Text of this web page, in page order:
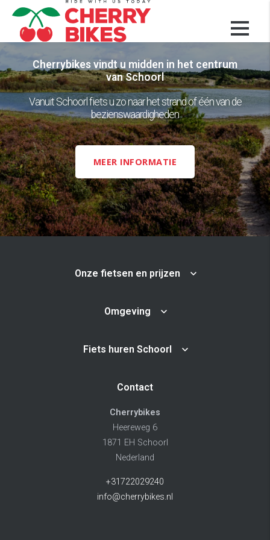
Cherrybikes vindt u midden in het centrum
van Schoorl
Vanuit Schoorl fiets u zo naar het strand of één van de
bezienswaardigheden
MEER INFORMATIE
Onze fietsen en prijzen
Omgeving
Fiets huren Schoorl
Contact
Cherrybikes
Heereweg 6
1871 EH Schoorl
Nederland
+31722029240
info@cherrybikes.nl